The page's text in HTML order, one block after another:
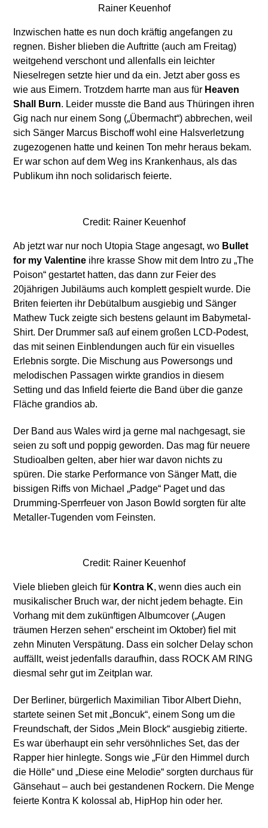
Rainer Keuenhof
Inzwischen hatte es nun doch kräftig angefangen zu
regnen. Bisher blieben die Auftritte (auch am Freitag)
weitgehend verschont und allenfalls ein leichter
Nieselregen setzte hier und da ein. Jetzt aber goss es
wie aus Eimern. Trotzdem harrte man aus für Heaven
Shall Burn. Leider musste die Band aus Thüringen ihren
Gig nach nur einem Song („Übermacht“) abbrechen, weil
sich Sänger Marcus Bischoff wohl eine Halsverletzung
zugezogenen hatte und keinen Ton mehr heraus bekam.
Er war schon auf dem Weg ins Krankenhaus, als das
Publikum ihn noch solidarisch feierte.
Credit: Rainer Keuenhof
Ab jetzt war nur noch Utopia Stage angesagt, wo Bullet
for my Valentine ihre krasse Show mit dem Intro zu „The
Poison“ gestartet hatten, das dann zur Feier des
20jährigen Jubiläums auch komplett gespielt wurde. Die
Briten feierten ihr Debütalbum ausgiebig und Sänger
Mathew Tuck zeigte sich bestens gelaunt im Babymetal-
Shirt. Der Drummer saß auf einem großen LCD-Podest,
das mit seinen Einblendungen auch für ein visuelles
Erlebnis sorgte. Die Mischung aus Powersongs und
melodischen Passagen wirkte grandios in diesem
Setting und das Infield feierte die Band über die ganze
Fläche grandios ab.
Der Band aus Wales wird ja gerne mal nachgesagt, sie
seien zu soft und poppig geworden. Das mag für neuere
Studioalben gelten, aber hier war davon nichts zu
spüren. Die starke Performance von Sänger Matt, die
bissigen Riffs von Michael „Padge“ Paget und das
Drumming-Sperrfeuer von Jason Bowld sorgten für alte
Metaller-Tugenden vom Feinsten.
Credit: Rainer Keuenhof
Viele blieben gleich für Kontra K, wenn dies auch ein
musikalischer Bruch war, der nicht jedem behagte. Ein
Vorhang mit dem zukünftigen Albumcover („Augen
träumen Herzen sehen“ erscheint im Oktober) fiel mit
zehn Minuten Verspätung. Dass ein solcher Delay schon
auffällt, weist jedenfalls daraufhin, dass ROCK AM RING
diesmal sehr gut im Zeitplan war.
Der Berliner, bürgerlich Maximilian Tibor Albert Diehn,
startete seinen Set mit „Boncuk“, einem Song um die
Freundschaft, der Sidos „Mein Block“ ausgiebig zitierte.
Es war überhaupt ein sehr versöhnliches Set, das der
Rapper hier hinlegte. Songs wie „Für den Himmel durch
die Hölle“ und „Diese eine Melodie“ sorgten durchaus für
Gänsehaut – auch bei gestandenen Rockern. Die Menge
feierte Kontra K kolossal ab, HipHop hin oder her.